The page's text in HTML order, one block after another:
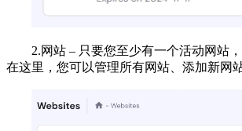
2.网站 – 只要您至少有一个活动网站
在这里，您可以管理所有网站、添加新网